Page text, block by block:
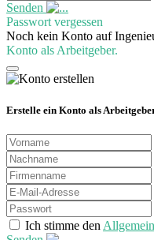
Senden
Passwort vergessen
Noch kein Konto auf
Konto als Arbeitgeber.
Erstelle ein Konto als
Ich stimme den